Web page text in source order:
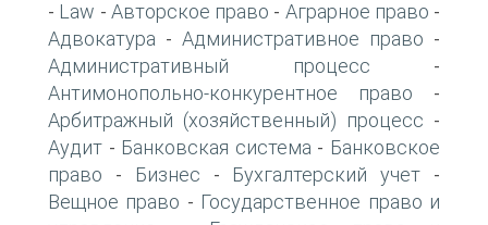
- Law - Авторское право - Аграрное право -
Адвокатура - Административное право -
Административный процесс -
Антимонопольно-конкурентное право -
Арбитражный (хозяйственный) процесс -
Аудит - Банковская система - Банковское
право - Бизнес - Бухгалтерский учет -
Вещное право - Государственное право и